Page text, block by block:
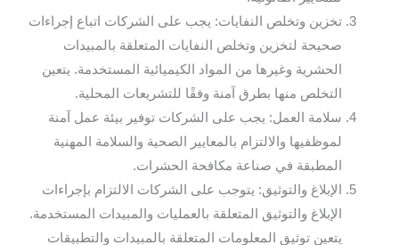
تخزين وتخلص النفايات: يجب على الشركات اتباع إجراءات
صحيحة لتخزين وتخلص النفايات المتعلقة بالمبيدات
الحشرية وغيرها من المواد الكيميائية المستخدمة. يتعين
التخلص منها بطرق آمنة وفقًا للتشريعات المحلية.
سلامة العمل: يجب على الشركات توفير بيئة عمل آمنة
لموظفيها والالتزام بالمعايير الصحية والسلامة المهنية
المطبقة في صناعة مكافحة الحشرات.
الإبلاغ والتوثيق: يتوجب على الشركات الالتزام بإجراءات
الإبلاغ والتوثيق المتعلقة بالعمليات والمبيدات المستخدمة.
يتعين توثيق المعلومات المتعلقة بالمبيدات والتطبيقات